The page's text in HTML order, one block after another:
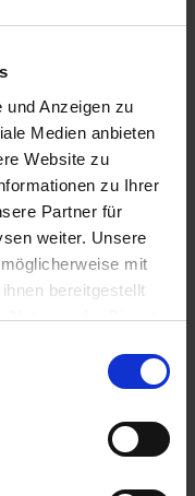
und Anzeigen zu
Medien anbieten
Website zu
zu Ihrer
Partner für
weiter. Unsere
mit
bereitgestellt
Nutzung der Dienste